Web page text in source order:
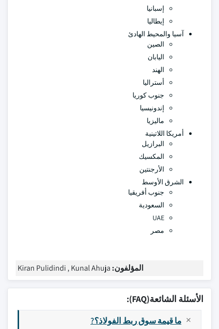
إسبانيا
إيطاليا
آسيا والمحيط الهادئ
الصين
اليابان
الهند
أستراليا
جنوب كوريا
إندونيسيا
ماليزيا
أمريكا اللاتينية
البرازيل
المكسيك
الأرجنتين
الشرق الأوسط
جنوب أفريقيا
السعودية
UAE
مصر
المؤلفون: Kiran Pulidindi , Kunal Ahuja
الأسئلة الشائعة(FAQ):
ما قيمة سوق ربط الفولاذ؟?